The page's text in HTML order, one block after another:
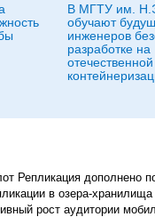
В МГТУ им.
обучают
инженеров
разработке на
Репликация дополнено
в озера-хранилища
рост аудитории